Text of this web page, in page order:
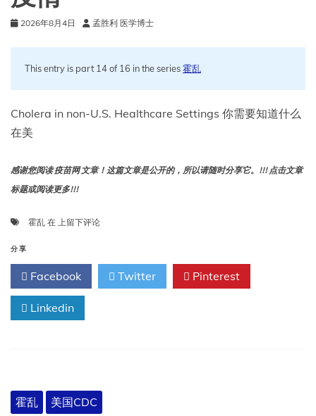
本
焦
2026年8月4日 孟胜利 医学博士
This entry is part 14 of 16 in the series霍乱
Cholera in non-U.S. Healthcare Settings 你需要知道什么
在美
感谢您阅读 疫苗网 文章！这篇文章是公开的，所以请随时分享它。!!! 点击文章
标题或阅读更多!!!
霍乱 在 非
医
疗
机
构
中
情
上留下评论
分享
Facebook Twitter Pinterest
Linkedin
霍乱 美国CDC